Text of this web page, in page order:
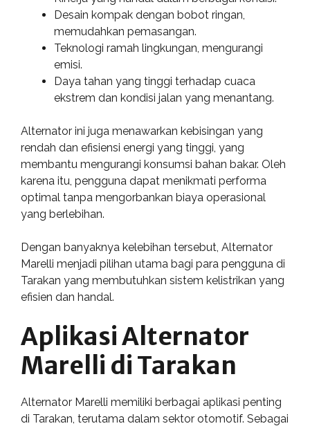
Desain kompak dengan bobot ringan,
memudahkan pemasangan.
Teknologi ramah lingkungan, mengurangi
emisi.
Daya tahan yang tinggi terhadap cuaca
ekstrem dan kondisi jalan yang menantang.
Alternator ini juga menawarkan kebisingan yang
rendah dan efisiensi energi yang tinggi, yang
membantu mengurangi konsumsi bahan bakar. Oleh
karena itu, pengguna dapat menikmati performa
optimal tanpa mengorbankan biaya operasional
yang berlebihan.
Dengan banyaknya kelebihan tersebut, Alternator
Marelli menjadi pilihan utama bagi para pengguna di
Tarakan yang membutuhkan sistem kelistrikan yang
efisien dan handal.
Aplikasi Alternator
Marelli di Tarakan
Alternator Marelli memiliki berbagai aplikasi penting
di Tarakan, terutama dalam sektor otomotif. Sebagai